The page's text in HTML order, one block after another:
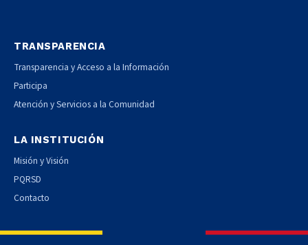
TRANSPARENCIA
Transparencia y Acceso a la Información
Participa
Atención y Servicios a la Comunidad
LA INSTITUCIÓN
Misión y Visión
PQRSD
Contacto